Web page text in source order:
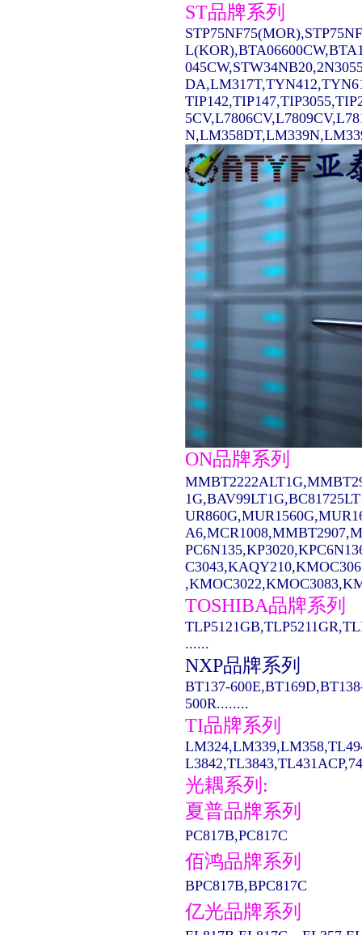
ST品牌系列
ON品牌系列
TOSHIBA品牌系列
......
NXP品牌系列
BT137-
500R........
TI品牌系列
光耦系列:
夏普品牌系列
PC817B,PC817C
佰鸿品牌系列
BPC817B,BPC817C
亿光品牌系列